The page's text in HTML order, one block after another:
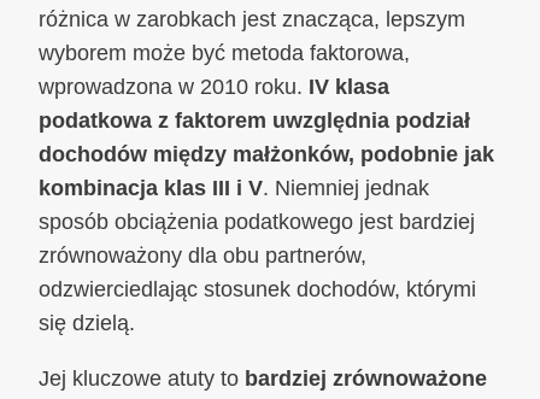
różnica w zarobkach jest znacząca, lepszym
wyborem może być metoda faktorowa,
wprowadzona w 2010 roku. IV klasa
podatkowa z faktorem uwzględnia podział
dochodów między małżonków, podobnie jak
kombinacja klas III i V. Niemniej jednak
sposób obciążenia podatkowego jest bardziej
zrównoważony dla obu partnerów,
odzwierciedlając stosunek dochodów, którymi
się dzielą.
Jej kluczowe atuty to bardziej zrównoważone